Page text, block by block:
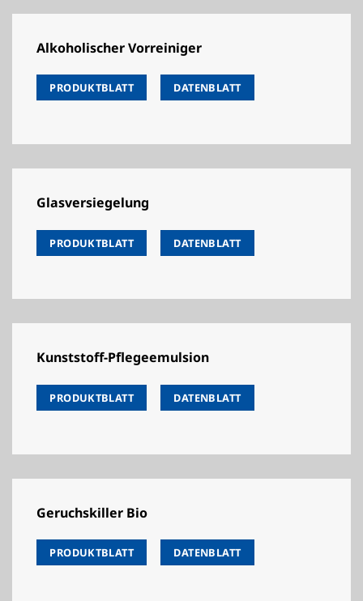
Alkoholischer Vorreiniger
PRODUKTBLATT DATENBLATT
Glasversiegelung
PRODUKTBLATT DATENBLATT
Kunststoff-Pflegeemulsion
PRODUKTBLATT DATENBLATT
Geruchskiller Bio
PRODUKTBLATT DATENBLATT